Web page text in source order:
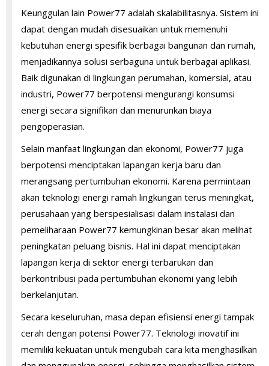
Keunggulan lain Power77 adalah skalabilitasnya. Sistem ini
dapat dengan mudah disesuaikan untuk memenuhi
kebutuhan energi spesifik berbagai bangunan dan rumah,
menjadikannya solusi serbaguna untuk berbagai aplikasi.
Baik digunakan di lingkungan perumahan, komersial, atau
industri, Power77 berpotensi mengurangi konsumsi
energi secara signifikan dan menurunkan biaya
pengoperasian.
Selain manfaat lingkungan dan ekonomi, Power77 juga
berpotensi menciptakan lapangan kerja baru dan
merangsang pertumbuhan ekonomi. Karena permintaan
akan teknologi energi ramah lingkungan terus meningkat,
perusahaan yang berspesialisasi dalam instalasi dan
pemeliharaan Power77 kemungkinan besar akan melihat
peningkatan peluang bisnis. Hal ini dapat menciptakan
lapangan kerja di sektor energi terbarukan dan
berkontribusi pada pertumbuhan ekonomi yang lebih
berkelanjutan.
Secara keseluruhan, masa depan efisiensi energi tampak
cerah dengan potensi Power77. Teknologi inovatif ini
memiliki kekuatan untuk mengubah cara kita menghasilkan